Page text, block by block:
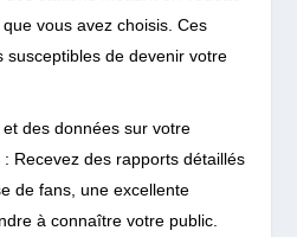
vous avez choisis. Ces
susceptibles de devenir votre
des données sur votre
: Recevez des rapports détaillés
de fans, une excellente
à connaître votre public.